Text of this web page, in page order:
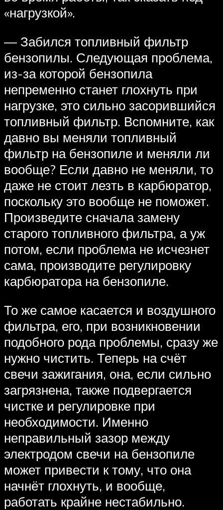
«нагрузкой».
— Забился топливный фильтр
бензопилы. Следующая проблема,
из-за которой бензопила
непременно станет глохнуть при
нагрузке, это сильно засорившийся
топливный фильтр. Вспомните, как
давно вы меняли топливный
фильтр на бензопиле и меняли ли
вообще? Если давно не меняли, то
даже не стоит лезть в карбюратор,
поскольку это вообще не поможет.
Произведите сначала замену
старого топливного фильтра, а уж
потом, если проблема не исчезнет
сама, производите регулировку
карбюратора на бензопиле.
То же самое касается и воздушного
фильтра, его, при возникновении
подобного рода проблемы, сразу же
нужно чистить. Теперь на счёт
свечи зажигания, она, если сильно
загрязнена, также подвергается
чистке и регулировке при
необходимости. Именно
неправильный зазор между
электродом свечи на бензопиле
может привести к тому, что она
начнёт глохнуть, и вообще,
работать крайне нестабильно.